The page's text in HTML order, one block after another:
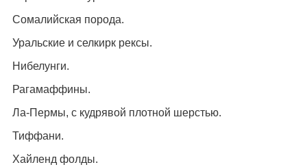
Сомалийская порода.
Уральские и селкирк рексы.
Нибелунги.
Рагамаффины.
Ла-Пермы, с кудрявой плотной шерстью.
Тиффани.
Хайленд фолды.